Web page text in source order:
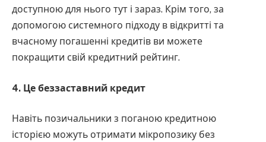
доступною для нього тут і зараз. Крім того, за
допомогою системного підходу в відкритті та
вчасному погашенні кредитів ви можете
покращити свій кредитний рейтинг.
4. Це беззаставний кредит
Навіть позичальники з поганою кредитною
історією можуть отримати мікропозику без